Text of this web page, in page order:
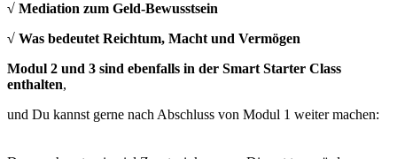
√ Mediation zum Geld-Bewusstsein
√ Was bedeutet Reichtum, Macht und Vermögen
Modul 2 und 3 sind ebenfalls in der Smart Starter Class
enthalten,
und Du kannst gerne nach Abschluss von Modul 1 weiter machen: